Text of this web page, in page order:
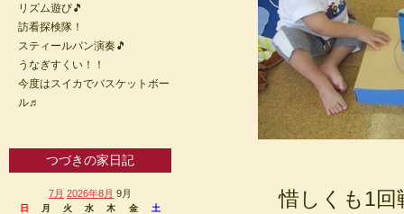
惜しくも1回
リズム遊び🎵
訪看探検隊！
スティールパン演奏🎵
うなぎすくい！！
今度はスイカでバスケットボー
ル♬
つづきの家日記
7月 2026年8月 9月
日 月 火 水 木 金 土